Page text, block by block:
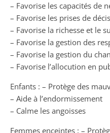
– Favorise les capacités de
– Favorise les prises de
– Favorise la richesse et le
– Favorise la gestion des
– Favorise la gestion du
– Favorise l’allocution en
Enfants : – Protège des
– Aide à l’endormissement
– Calme les angoisses
Femmes enceintes : –